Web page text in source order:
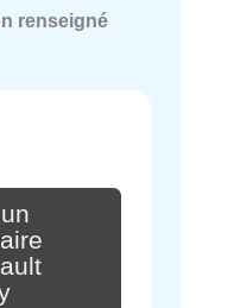
renseigné